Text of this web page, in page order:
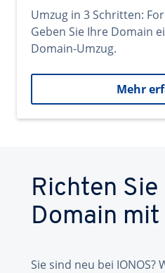
Umzug in 3 Schritten:
Geben Sie Ihre Domain
Domain-Umzug.
Mehr
Richten Sie
Domain mit
Sie sind neu bei IONOS?